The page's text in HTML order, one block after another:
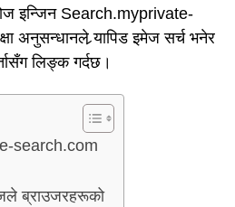
इन्जिन Search.myprivate-
अनुसन्धानले र्‍यापिड इमेज सर्च भनेर
लिङ्क गर्दछ।
search.com
ब्राउजरहरूको